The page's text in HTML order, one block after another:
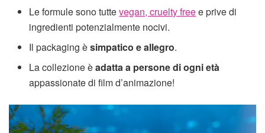
Le formule sono tuttevegan, cruelty freee prive di
ingredienti potenzialmente nocivi.
Il packaging èsimpatico e allegro.
La collezione èadatta a persone di ogni età
appassionate di film d’animazione!